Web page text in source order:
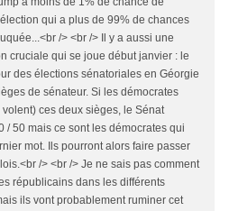
qui a plus de 99% de chances
/> <br /> Il y a aussi une
cruciale qui se joue début janvier : le
des élections sénatoriales en Géorgie
de sénateur. Si les démocrates
ces deux sièges, le Sénat
/ 50 mais ce sont les démocrates qui
mot. Ils pourront alors faire passer
/> <br /> Je ne sais pas comment
républicains dans les différents
ils vont probablement ruminer cet